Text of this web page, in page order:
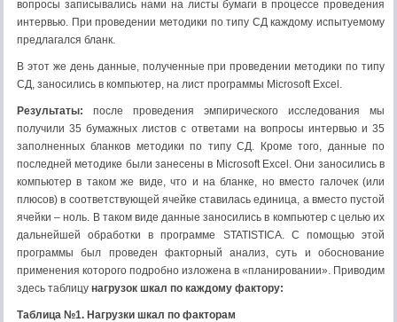
вопросы записывались нами на листы бумаги в процессе проведения
интервью. При проведении методики по типу СД каждому испытуемому
предлагался бланк.
В этот же день данные, полученные при проведении методики по типу
СД, заносились в компьютер, на лист программы Microsoft Excel.
Результаты: после проведения эмпирического исследования мы
получили 35 бумажных листов с ответами на вопросы интервью и 35
заполненных бланков методики по типу СД. Кроме того, данные по
последней методике были занесены в Microsoft Excel. Они заносились в
компьютер в таком же виде, что и на бланке, но вместо галочек (или
плюсов) в соответствующей ячейке ставилась единица, а вместо пустой
ячейки – ноль. В таком виде данные заносились в компьютер с целью их
дальнейшей обработки в программе STATISTICA. С помощью этой
программы был проведен факторный анализ, суть и обоснование
применения которого подробно изложена в «планировании». Приводим
здесь таблицу нагрузок шкал по каждому фактору:
Таблица №1. Нагрузки шкал по факторам